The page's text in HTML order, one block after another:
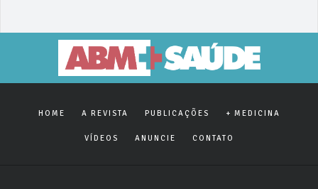
HOME A REVISTA PUBLICAÇÕES + MEDICINA
VÍDEOS ANUNCIE CONTATO